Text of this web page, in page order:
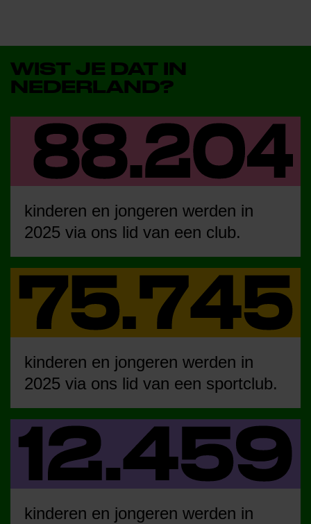
WIST JE DAT IN
NEDERLAND?
kinderen en jongeren werden in
2025 via ons lid van een club.
kinderen en jongeren werden in
2025 via ons lid van een sportclub.
kinderen en jongeren werden in